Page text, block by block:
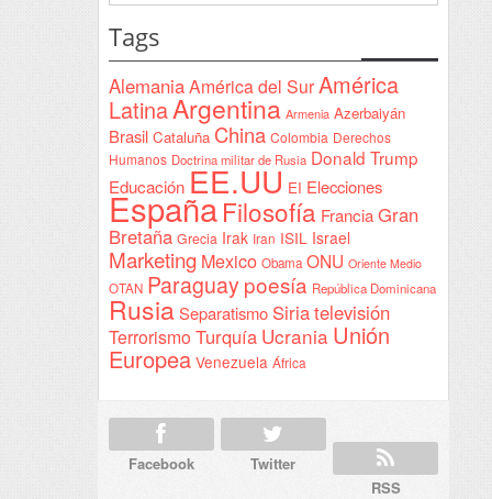
Yeda
en
Sudán
Tags
AlemaniaAmérica del SurAmérica
LatinaArgentina Armenia Azerbaiyán
Brasil Cataluña China Colombia Derechos
Humanos Doctrina militar de Rusia Donald Trump
EducaciónEE.UU EI Elecciones
España Filosofía Francia Gran
Bretaña Grecia Irak Iran ISIL Israel
Marketing Mexico Obama ONU Oriente Medio
OTAN Paraguay poesía República Dominicana
Rusia Separatismo Siriatelevisión
Terrorismo Turquía Ucrania Unión
Europea Venezuela África
Facebook
Twitter
RSS